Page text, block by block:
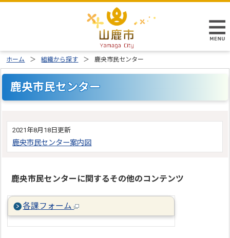
ホーム 組織から探す 鹿央市民センター
鹿央市民センター
2021年8月18日更新
鹿央市民センター案内図
鹿央市民センターに関するその他のコンテンツ
各課フォーム